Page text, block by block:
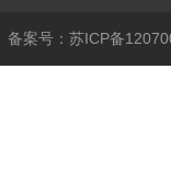
备案号：苏ICP备